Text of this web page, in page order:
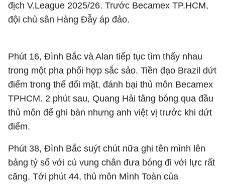
địch V.League 2025/26. Trước Becamex TP.HCM,
đội chủ sân Hàng Đẫy áp đảo.
Phút 16, Đình Bắc và Alan tiếp tục tìm thấy nhau
trong một pha phối hợp sắc sảo. Tiền đạo Brazil dứt
điểm trong thế đối mặt, đánh bại thủ môn Becamex
TPHCM. 2 phút sau, Quang Hải tâng bóng qua đầu
thủ môn để ghi bàn nhưng anh việt vị trước khi dứt
điểm.
Phút 38, Đình Bắc suýt chút nữa ghi tên mình lên
bảng tỷ số với cú vung chân đưa bóng đi với lực rất
căng. Tới phút 44, thủ môn Mình Toàn của